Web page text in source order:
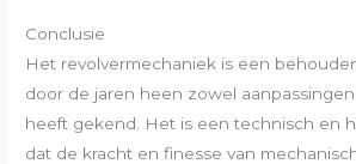
Conclusie
Het revolvermechaniek is een
door de jaren heen zowel
heeft gekend. Het is een technisch en
dat de kracht en finesse van